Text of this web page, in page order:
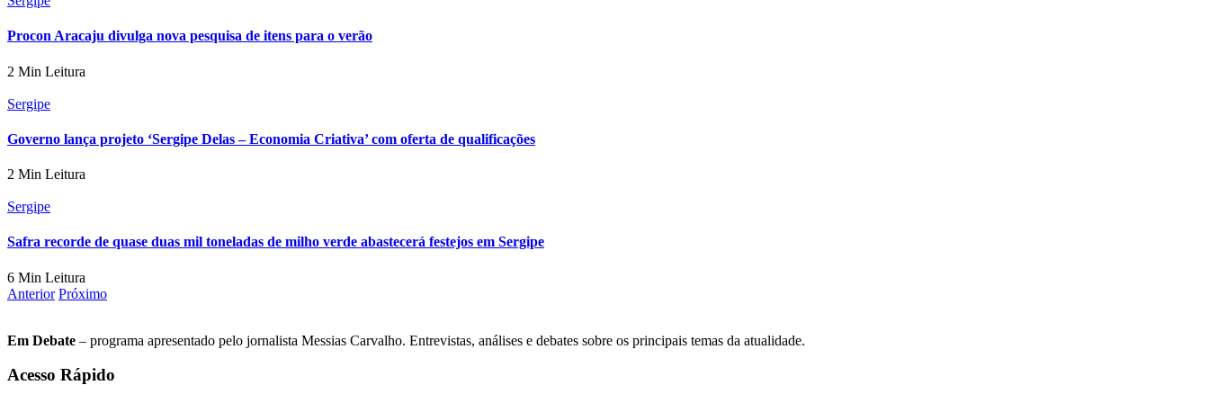
Procon Aracaju divulga nova pesquisa de itens para o verão
2 Min Leitura
Sergipe
Governo lança projeto ‘Sergipe Delas – Economia Criativa’ com oferta de qualificações
2 Min Leitura
Sergipe
Safra recorde de quase duas mil toneladas de milho verde abastecerá festejos em Sergipe
6 Min Leitura
Anterior Próximo
Em Debate – programa apresentado pelo jornalista Messias Carvalho. Entrevistas, análises e debates sobre os principais temas da atualidade.
Acesso Rápido